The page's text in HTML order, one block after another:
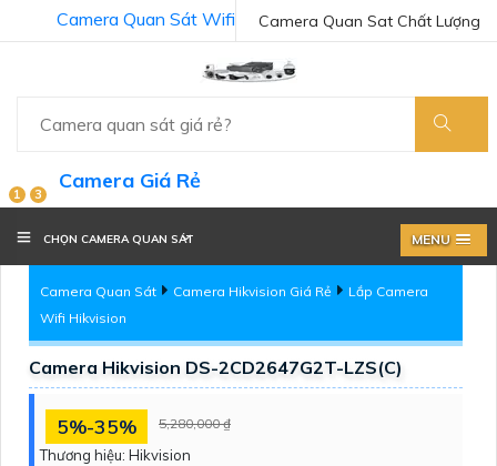
Camera Quan Sat Chất Lượng
Camera Quan Sát Wifi
1 3
Camera Giá Rẻ
CHỌN CAMERA QUAN SÁT MENU
Camera Quan Sát Camera Hikvision Giá Rẻ
Lắp Camera
Wifi Hikvision
Camera Hikvision DS-2CD2647G2T-LZS(C)
5%-35% 5,280,000 ₫
Thương hiệu: Hikvision